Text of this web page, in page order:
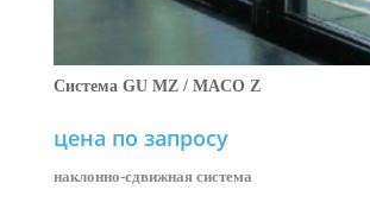
Система GU MZ / MACO Z
цена по запросу
наклонно-сдвижная система